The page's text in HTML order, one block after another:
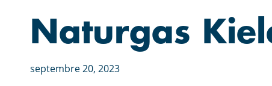
Naturgas
septembre 20, 2023